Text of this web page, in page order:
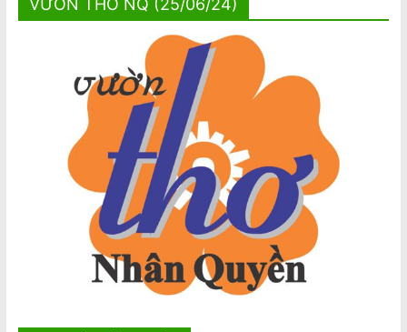
VƯỜN THƠ NQ (25/06/24)